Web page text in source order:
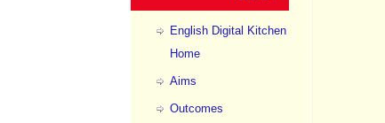
English Digital Kitchen
Home
Aims
Outcomes